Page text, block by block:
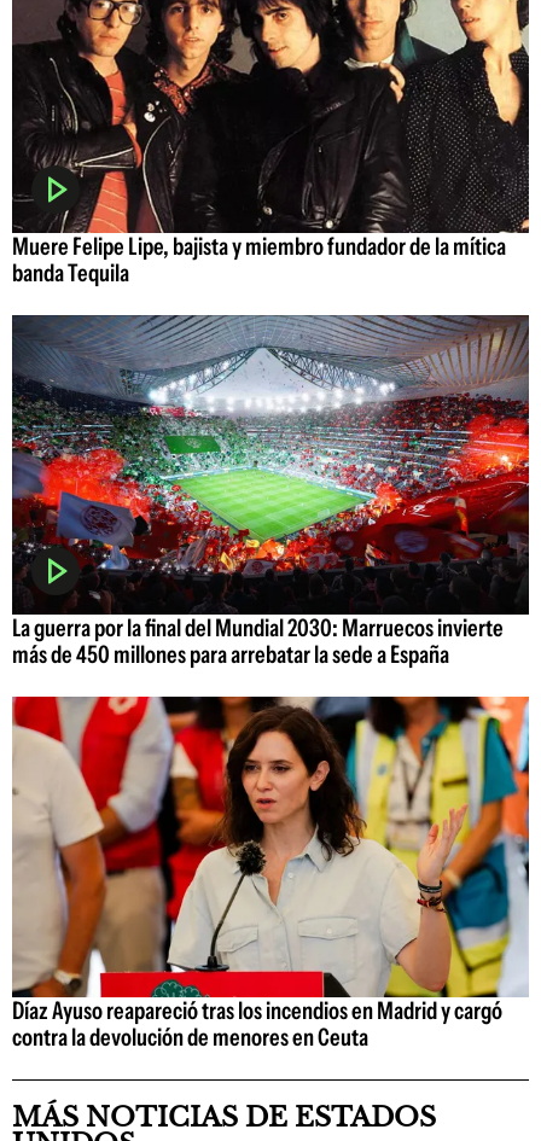
Muere Felipe Lipe, bajista y miembro fundador de la mítica
banda Tequila
La guerra por la final del Mundial 2030: Marruecos invierte
más de 450 millones para arrebatar la sede a España
Díaz Ayuso reapareció tras los incendios en Madrid y cargó
contra la devolución de menores en Ceuta
MÁS NOTICIAS DE ESTADOS